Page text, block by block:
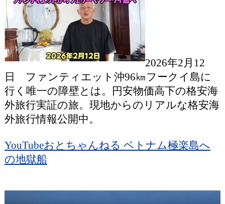
2026年2月12
日 ファンティエット沖96㎞フークイ島に
行く唯一の障壁とは。円安物価高下の格安海
外旅行実証の旅。現地からのリアルな格安海
外旅行情報公開中。
YouTubeおとちゃんねる ベトナム極楽島へ
の地獄船